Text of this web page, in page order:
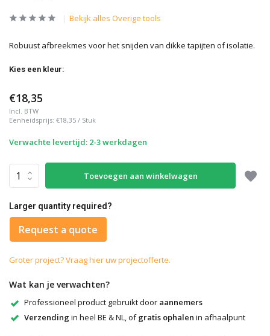
Bekijk alles Overige tools
Robuust afbreekmes voor het snijden van dikke tapijten of isolatie.
Kies een kleur:
€18,35
Incl. BTW
Eenheidsprijs: €18,35 / Stuk
Verwachte levertijd: 2-3 werkdagen
Toevoegen aan winkelwagen
Larger quantity required?
Request a quote
Groter project? Vraag hier uw projectofferte.
Wat kan je verwachten?
Professioneel product gebruikt door aannemers
Verzending in heel BE & NL, ofgratis ophalen in afhaalpunt